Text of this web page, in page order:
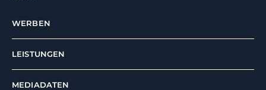
WERBEN
LEISTUNGEN
MEDIADATEN